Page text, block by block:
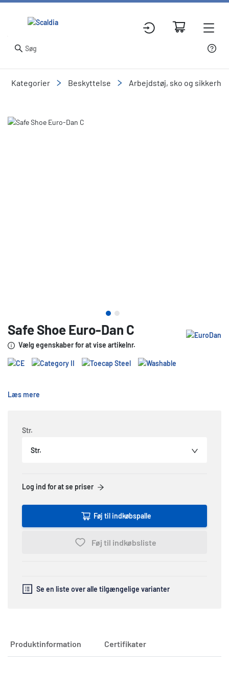
Kategorier Beskyttelse Arbejdstøj, sko og
Slide 1 of 2
Safe Shoe Euro-Dan C
Vælg egenskaber for at vise artikelnr.
Læs mere
Str.
Str.
Log ind for at se priser
Føj til indkøbspalle
Føj til indkøbsliste
Se en liste over alle tilgængelige varianter
Produktinformation Certifikater